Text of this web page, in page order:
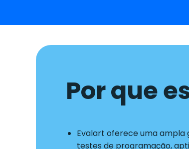
Por que
Evalart oferece uma ampla
testes de programação,